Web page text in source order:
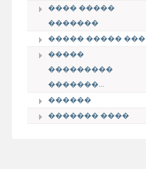
���� �����
�������
����� ����� ���
�����
���������
�������...
������
������� ����